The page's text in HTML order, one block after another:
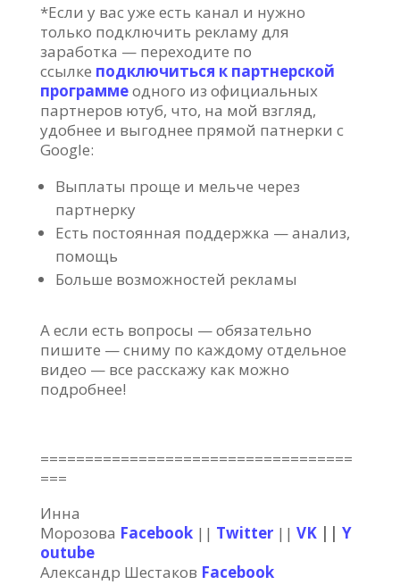
*Если у вас уже есть канал и нужно
только подключить рекламу для
заработка — переходите по
ссылке подключиться к партнерской
программеодного из официальных
партнеров ютуб, что, на мой взгляд,
удобнее и выгоднее прямой патнерки с
Google:
Выплаты проще и мельче через
партнерку
Есть постоянная поддержка — анализ,
помощь
Больше возможностей рекламы
А если есть вопросы — обязательно
пишите — сниму по каждому отдельное
видео — все расскажу как можно
подробнее!
===================================
===
Инна
Морозова Facebook|| Twitter|| VK|| Y
outube
Александр Шестаков Facebook